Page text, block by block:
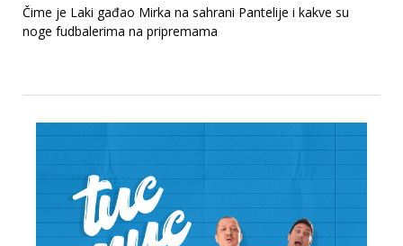
Čime je Laki gađao Mirka na sahrani Pantelije i kakve su
noge fudbalerima na pripremama